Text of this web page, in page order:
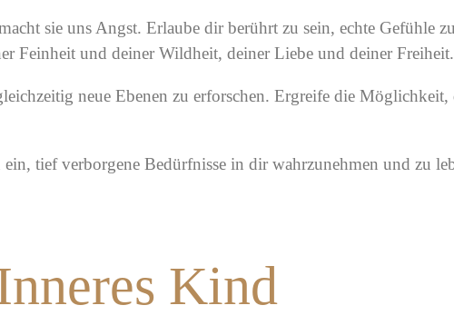
sie uns Angst. Erlaube dir berührt zu sein, echte Gefühle
Feinheit und deiner Wildheit, deiner Liebe und deiner Freiheit.
neue Ebenen zu erforschen. Ergreife die
ein, tief verborgene Bedürfnisse in dir wahrzunehmen und zu
Kind